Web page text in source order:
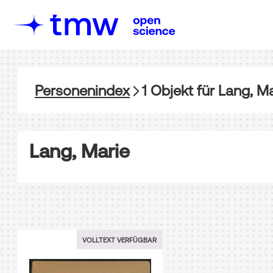
Personenindex 1 Objektfür Lang,
Lang, Marie
VOLLTEXT VERFÜGBAR